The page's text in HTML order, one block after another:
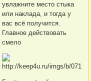
увлажните место стыка
или наклада, и тогда у
вас всё получится.
Главное действовать
смело